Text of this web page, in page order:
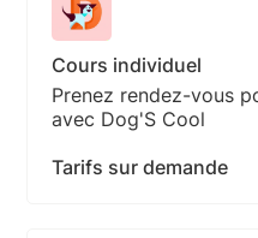
Cours individuel
Prenez rendez-vous
avec Dog'S Cool
Tarifs sur demande